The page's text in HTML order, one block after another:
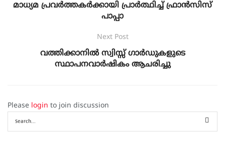
മാധ്യമ പ്രവര്‍ത്തകര്‍ക്കായി പ്രാര്‍ത്ഥിച്ച് ഫ്രാന്‍സിസ്
പാപ്പാ
Next Post
വത്തിക്കാനിൽ സ്വിസ്സ് ഗാര്‍ഡുകളുടെ
സ്ഥാപനവാര്‍ഷികം ആചരിച്ചു
Please login to join discussion